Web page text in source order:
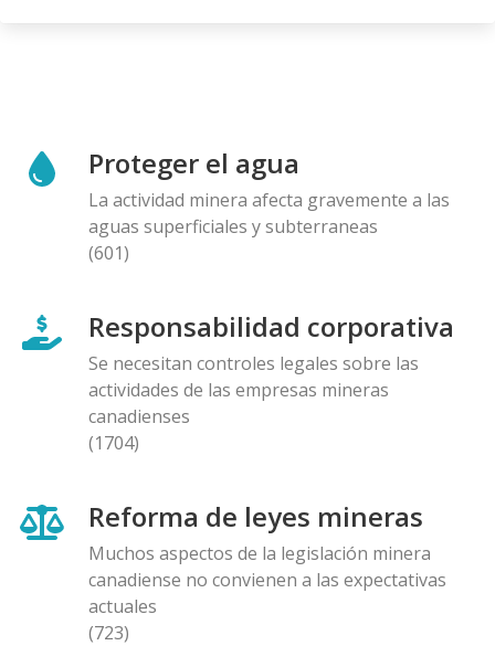
Proteger el agua
La actividad minera afecta gravemente a las
aguas superficiales y subterraneas
(601)
Responsabilidad corporativa
Se necesitan controles legales sobre las
actividades de las empresas mineras
canadienses
(1704)
Reforma de leyes mineras
Muchos aspectos de la legislación minera
canadiense no convienen a las expectativas
actuales
(723)